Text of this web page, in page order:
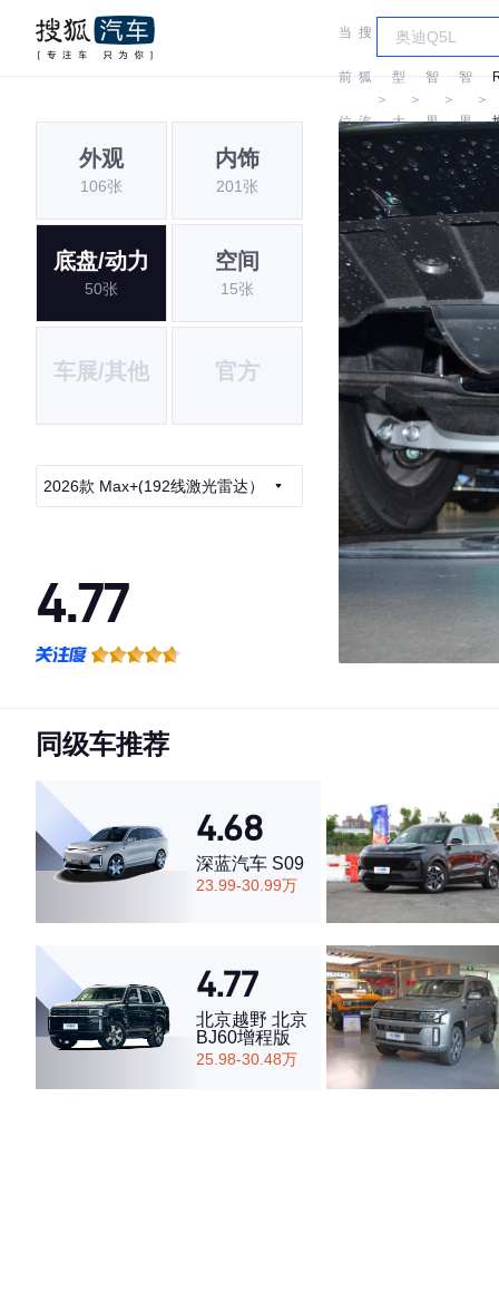
当
前
位
置:
搜
狐
汽
车
＞
车
型
大
全
＞
智
界
＞
智
界
＞
外观
106张
内饰
201张
底盘/动力
50张
空间
15张
车展/其他 官方
2026款 Max+(192线激光雷达）
4.77
·空间表现较为优秀，优于67%同级车
同级车推荐
4.68
深蓝汽车 S09
23.99-30.99万
4.77
北京越野 北京
BJ60增程版
25.98-30.48万